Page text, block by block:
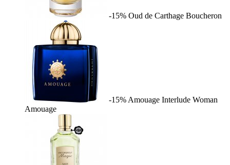
-15% Oud de Carthage Boucheron
-15% Amouage Interlude Woman
Amouage